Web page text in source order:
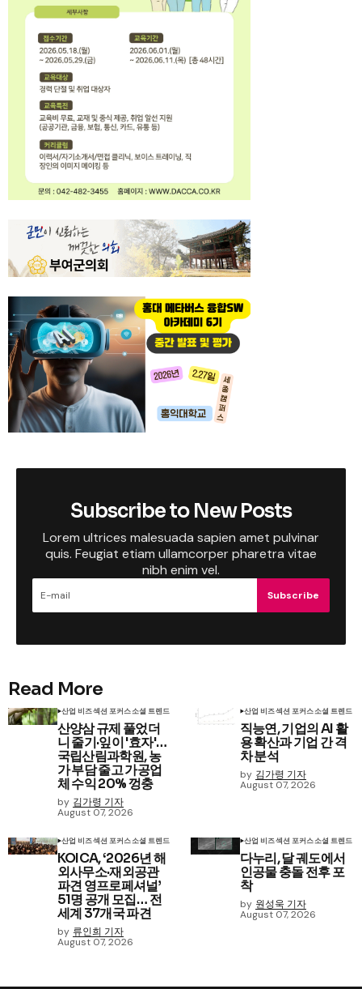
Subscribe to New Posts
Lorem ultrices malesuada sapien amet pulvinar
quis. Feugiat etiam ullamcorper pharetra vitae
nibh enim vel.
Subscribe
Read More
산업 비즈섹션 포커스소셜 트렌드
산양삼 규제 풀었더
니 줄기·잎이 '효자'…
국립산림과학원, 농
가 부담 줄고 가공업
체 수익 20% 껑충
by 김가령 기자
August 07, 2026
산업 비즈섹션 포커스소셜 트렌드
직능연, 기업의 AI 활
용 확산과 기업 간 격
차 분석
by 김가령 기자
August 07, 2026
산업 비즈섹션 포커스소셜 트렌드
KOICA, ‘2026년 해
외사무소·재외공관
파견 영프로페셔널’
51명 공개 모집… 전
세계 37개국 파견
by 류인희 기자
August 07, 2026
산업 비즈섹션 포커스소셜 트렌드
다누리, 달 궤도에서
인공물 충돌 전후 포
착
by 원성욱 기자
August 07, 2026